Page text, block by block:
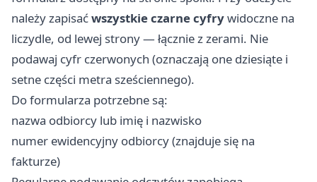
należy zapisaćwszystkie czarne cyfrywidoczne na
liczydle, od lewej strony — łącznie z zerami. Nie
podawaj cyfr czerwonych (oznaczają one dziesiąte i
setne części metra sześciennego).
Do formularza potrzebne są:
nazwa odbiorcy lub imię i nazwisko
numer ewidencyjny odbiorcy (znajduje się na
fakturze)